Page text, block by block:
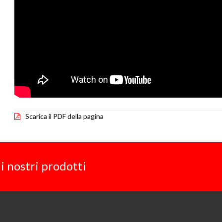
Scarica il PDF della pagina
i nostri prodotti